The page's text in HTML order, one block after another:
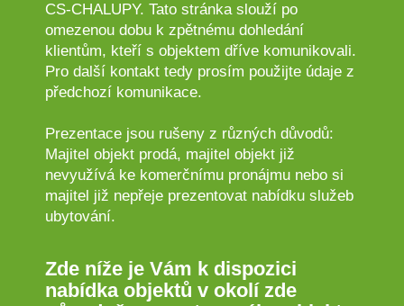
CS-CHALUPY. Tato stránka slouží po
omezenou dobu k zpětnému dohledání
klientům, kteří s objektem dříve komunikovali.
Pro další kontakt tedy prosím použijte údaje z
předchozí komunikace.
Prezentace jsou rušeny z různých důvodů:
Majitel objekt prodá, majitel objekt již
nevyužívá ke komerčnímu pronájmu nebo si
majitel již nepřeje prezentovat nabídku služeb
ubytování.
Zde níže je Vám k dispozici
nabídka objektů v okolí zde